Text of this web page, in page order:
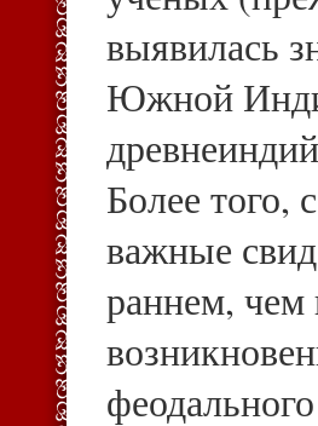
выявилась
Южной
Более того,
важные
раннем, чем